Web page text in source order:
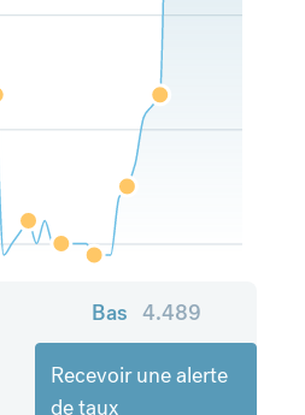
Bas 4.489
Recevoir une alerte
de taux